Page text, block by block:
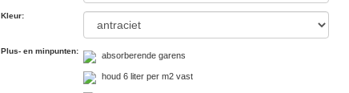
Kleur:
Plus- en minpunten: absorberende garens
houd 6 liter per m2 vast